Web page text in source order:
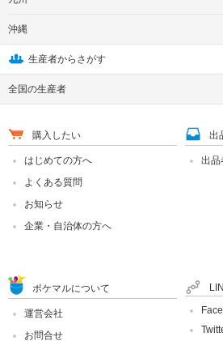
沖縄
生産者からさがす
全国の生産者
購入したい
はじめての方へ
よくある質問
お知らせ
企業・自治体の方へ
出
出品
ポケマルについて
運営会社
お問合せ